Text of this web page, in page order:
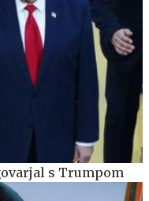
s Trumpom